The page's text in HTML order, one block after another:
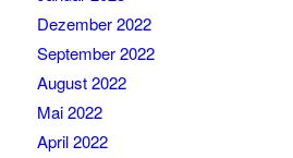
Dezember 2022
September 2022
August 2022
Mai 2022
April 2022